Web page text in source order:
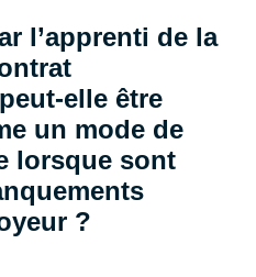
l’apprenti de la
elle être
un mode de
lorsque sont
?